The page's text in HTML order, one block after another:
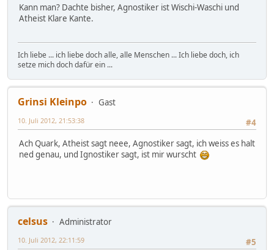
Kann man? Dachte bisher, Agnostiker ist Wischi-Waschi und
Atheist Klare Kante.
Ich liebe ... ich liebe doch alle, alle Menschen ... Ich liebe doch, ich
setze mich doch dafür ein ...
Grinsi Kleinpo
Gast
#4
10. Juli 2012, 21:53:38
Ach Quark, Atheist sagt neee, Agnostiker sagt, ich weiss es halt
ned genau, und Ignostiker sagt, ist mir wurscht
celsus
Administrator
#5
10. Juli 2012, 22:11:59